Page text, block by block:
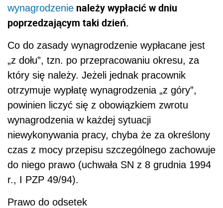
wynagrodzenie należy wypłacić w dniu
poprzedzającym taki dzień.
Co do zasady wynagrodzenie wypłacane jest
„z dołu”, tzn. po przepracowaniu okresu, za
który się należy. Jeżeli jednak pracownik
otrzymuje wypłatę wynagrodzenia „z góry”,
powinien liczyć się z obowiązkiem zwrotu
wynagrodzenia w każdej sytuacji
niewykonywania pracy, chyba że za określony
czas z mocy przepisu szczególnego zachowuje
do niego prawo (uchwała SN z 8 grudnia 1994
r., I PZP 49/94).
Prawo do odsetek